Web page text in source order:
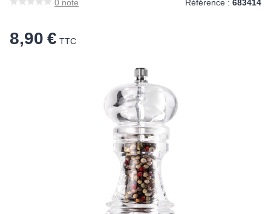
0 note Référence : 683414
8,90 € TTC